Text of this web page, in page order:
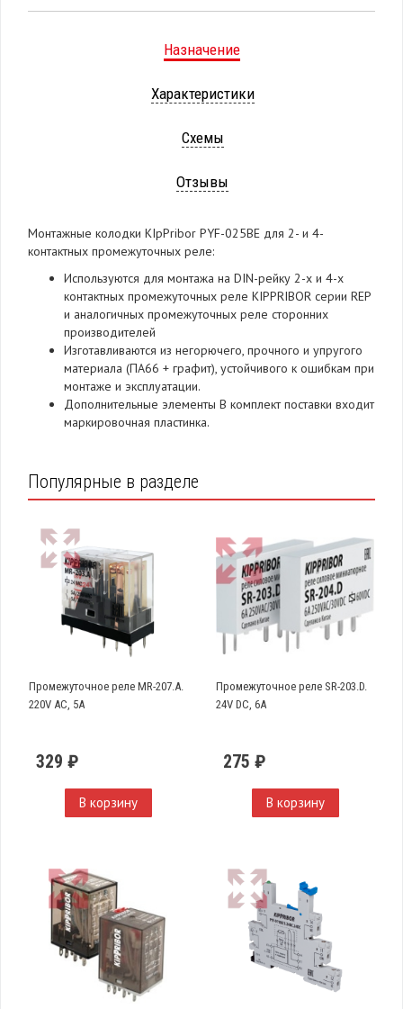
Назначение
Характеристики
Схемы
Отзывы
Монтажные колодки KIpPribor PYF-025BE для 2- и 4-
контактных промежуточных реле:
Используются для монтажа на DIN-рейку 2-х и 4-х
контактных промежуточных реле KIPPRIBOR серии REP
и аналогичных промежуточных реле сторонних
производителей
Изготавливаются из негорючего, прочного и упругого
материала (ПА66 + графит), устойчивого к ошибкам при
монтаже и эксплуатации.
Дополнительные элементы В комплект поставки входит
маркировочная пластинка.
Популярные в разделе
Промежуточное реле MR-207.A.
220V AC, 5A
329 ₽
В корзину
Промежуточное реле SR-203.D.
24V DC, 6A
275 ₽
В корзину